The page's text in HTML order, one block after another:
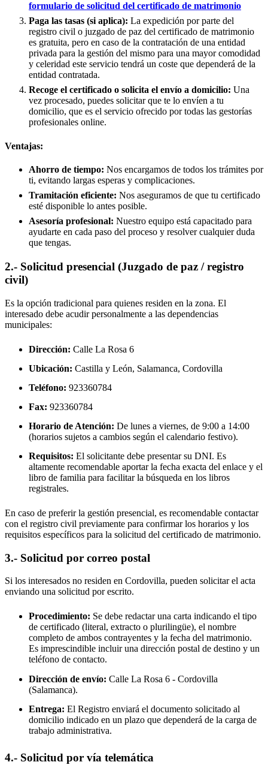
formulario de solicitud del certificado de matrimonio
Paga las tasas (si aplica): La expedición por parte del
registro civil o juzgado de paz del certificado de matrimonio
es gratuita, pero en caso de la contratación de una entidad
privada para la gestión del mismo para una mayor comodidad
y celeridad este servicio tendrá un coste que dependerá de la
entidad contratada.
Recoge el certificado o solicita el envío a domicilio: Una
vez procesado, puedes solicitar que te lo envíen a tu
domicilio, que es el servicio ofrecido por todas las gestorías
profesionales online.
Ventajas:
Ahorro de tiempo: Nos encargamos de todos los trámites por
ti, evitando largas esperas y complicaciones.
Tramitación eficiente: Nos aseguramos de que tu certificado
esté disponible lo antes posible.
Asesoría profesional: Nuestro equipo está capacitado para
ayudarte en cada paso del proceso y resolver cualquier duda
que tengas.
2.- Solicitud presencial (Juzgado de paz / registro
civil)
Es la opción tradicional para quienes residen en la zona. El
interesado debe acudir personalmente a las dependencias
municipales:
Dirección: Calle La Rosa 6
Ubicación: Castilla y León, Salamanca, Cordovilla
Teléfono: 923360784
Fax: 923360784
Horario de Atención: De lunes a viernes, de 9:00 a 14:00
(horarios sujetos a cambios según el calendario festivo).
Requisitos: El solicitante debe presentar su DNI. Es
altamente recomendable aportar la fecha exacta del enlace y el
libro de familia para facilitar la búsqueda en los libros
registrales.
En caso de preferir la gestión presencial, es recomendable contactar
con el registro civil previamente para confirmar los horarios y los
requisitos específicos para la solicitud del certificado de matrimonio.
3.- Solicitud por correo postal
Si los interesados no residen en Cordovilla, pueden solicitar el acta
enviando una solicitud por escrito.
Procedimiento: Se debe redactar una carta indicando el tipo
de certificado (literal, extracto o plurilingüe), el nombre
completo de ambos contrayentes y la fecha del matrimonio.
Es imprescindible incluir una dirección postal de destino y un
teléfono de contacto.
Dirección de envío: Calle La Rosa 6 - Cordovilla
(Salamanca).
Entrega: El Registro enviará el documento solicitado al
domicilio indicado en un plazo que dependerá de la carga de
trabajo administrativa.
4.- Solicitud por vía telemática